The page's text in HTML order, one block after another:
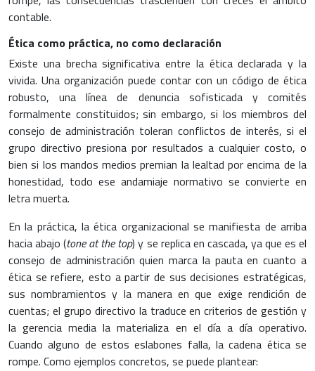
contable.
Ética como práctica, no como declaración
Existe una brecha significativa entre la ética declarada y la
vivida. Una organización puede contar con un código de ética
robusto, una línea de denuncia sofisticada y comités
formalmente constituidos; sin embargo, si los miembros del
consejo de administración toleran conflictos de interés, si el
grupo directivo presiona por resultados a cualquier costo, o
bien si los mandos medios premian la lealtad por encima de la
honestidad, todo ese andamiaje normativo se convierte en
letra muerta.
En la práctica, la ética organizacional se manifiesta de arriba
hacia abajo (tone at the top) y se replica en cascada, ya que es el
consejo de administración quien marca la pauta en cuanto a
ética se refiere, esto a partir de sus decisiones estratégicas,
sus nombramientos y la manera en que exige rendición de
cuentas; el grupo directivo la traduce en criterios de gestión y
la gerencia media la materializa en el día a día operativo.
Cuando alguno de estos eslabones falla, la cadena ética se
rompe. Como ejemplos concretos, se puede plantear: